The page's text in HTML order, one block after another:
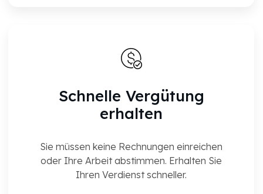
Schnelle Vergütung
erhalten
Sie müssen keine Rechnungen einreichen
oder Ihre Arbeit abstimmen. Erhalten Sie
Ihren Verdienst schneller.